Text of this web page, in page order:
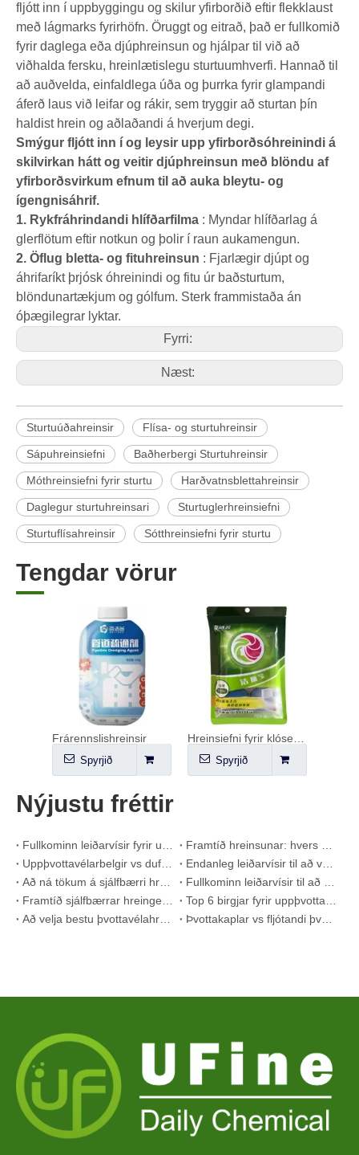
fljótt inn í uppbyggingu og skilur yfirborðið eftir flekklaust
með lágmarks fyrirhöfn. Öruggt og eitrað, það er fullkomið
fyrir daglega eða djúphreinsun og hjálpar til við að
viðhalda fersku, hreinlætislegu sturtuumhverfi. Hannað til
að auðvelda, einfaldlega úða og þurrka fyrir glampandi
áferð laus við leifar og rákir, sem tryggir að sturtan þín
haldist hrein og aðlaðandi á hverjum degi.
Smýgur fljótt inn í og ​​leysir upp yfirborðsóhreinindi á
skilvirkan hátt og veitir djúphreinsun með blöndu af
yfirborðsvirkum efnum til að auka bleytu- og
ígengnisáhrif.
1. Rykfráhrindandi hlífðarfilma : Myndar hlífðarlag á
glerflötum eftir notkun og þolir í raun aukamengun.
2. Öflug bletta- og fituhreinsun : Fjarlægir djúpt og
áhrifaríkt þrjósk óhreinindi og fitu úr baðsturtum,
blöndunartækjum og gólfum. Sterk frammistaða án
óþægilegrar lyktar.
Fyrri:
Næst:
Sturtuúðahreinsir Flísa- og sturtuhreinsir
Sápuhreinsiefni Baðherbergi Sturtuhreinsir
Móthreinsiefni fyrir sturtu Harðvatnsblettahreinsir
Daglegur sturtuhreinsari Sturtuglerhreinsiefni
Sturtuflísahreinsir Sótthreinsiefni fyrir sturtu
Tengdar vörur
Frárennslishreinsir
Spyrjið Spyrjið
Nýjustu fréttir